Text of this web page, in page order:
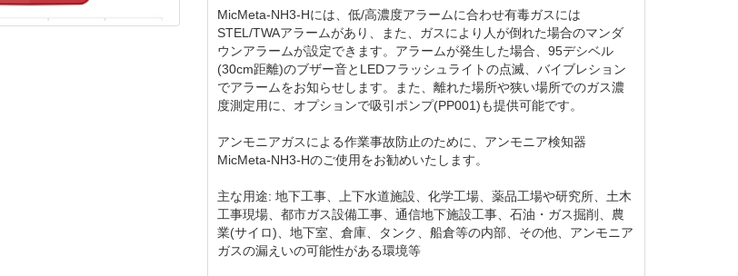
MicMeta-NH3-Hには、低/高濃度アラームに合わせ有毒ガスには
STEL/TWAアラームがあり、また、ガスにより人が倒れた場合のマンダ
ウンアラームが設定できます。アラームが発生した場合、95デシベル
(30cm距離)のブザー音とLEDフラッシュライトの点滅、バイブレション
でアラームをお知らせします。また、離れた場所や狭い場所でのガス濃
度測定用に、オプションで吸引ポンプ(PP001)も提供可能です。
アンモニアガスによる作業事故防止のために、アンモニア検知器
MicMeta-NH3-Hのご使用をお勧めいたします。
主な用途: 地下工事、上下水道施設、化学工場、薬品工場や研究所、土木
工事現場、都市ガス設備工事、通信地下施設工事、石油・ガス掘削、農
業(サイロ)、地下室、倉庫、タンク、船倉等の内部、その他、アンモニア
ガスの漏えいの可能性がある環境等